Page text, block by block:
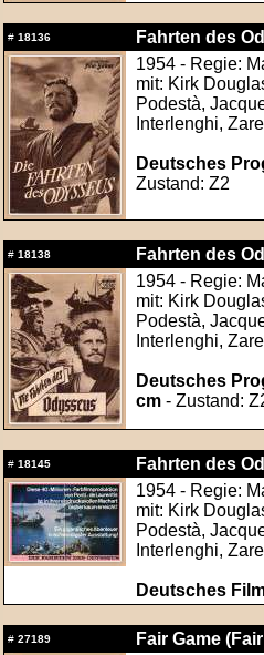
# 18136
Fahrten des
1954 - Regie:
mit: Kirk
Podestà,
Interlenghi,
Deutsches
Zustand: Z2
# 18138
Fahrten des
1954 - Regie:
mit: Kirk
Podestà,
Interlenghi,
Deutsches
cm - Zustand:
# 18145
Fahrten des
1954 - Regie:
mit: Kirk
Podestà,
Interlenghi,
Deutsches
# 27189
Fair Game